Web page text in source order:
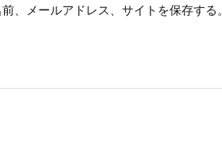
、メールアドレス、サイトを保存する。